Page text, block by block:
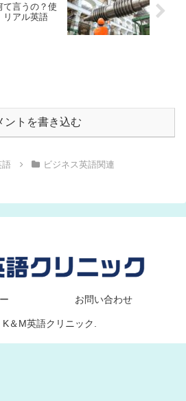
て言うの？使
リアル英語
ントを書き込む
語 ビジネス英語関連
お問い合わせ
＆M英語クリニック.